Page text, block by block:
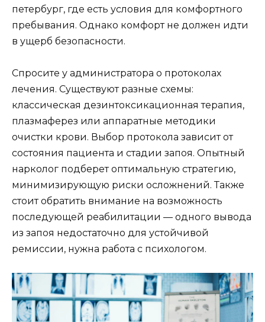
петербург, где есть условия для комфортного
пребывания. Однако комфорт не должен идти
в ущерб безопасности.
Спросите у администратора о протоколах
лечения. Существуют разные схемы:
классическая дезинтоксикационная терапия,
плазмаферез или аппаратные методики
очистки крови. Выбор протокола зависит от
состояния пациента и стадии запоя. Опытный
нарколог подберет оптимальную стратегию,
минимизирующую риски осложнений. Также
стоит обратить внимание на возможность
последующей реабилитации — одного вывода
из запоя недостаточно для устойчивой
ремиссии, нужна работа с психологом.